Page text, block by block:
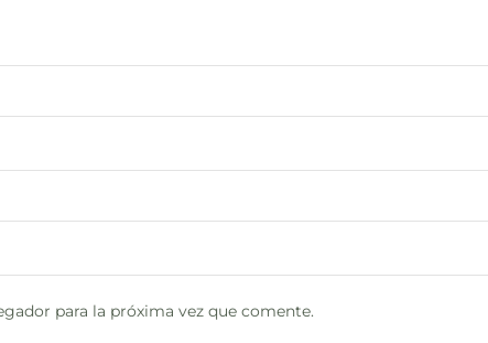
para la próxima vez que comente.